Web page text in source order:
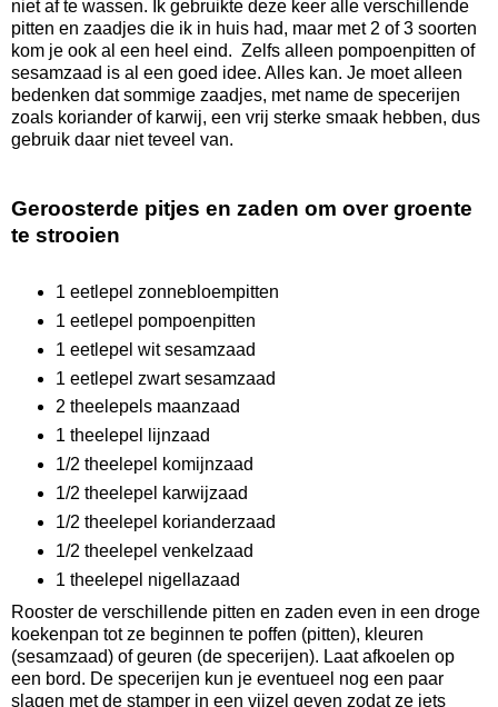
niet af te wassen. Ik gebruikte deze keer alle verschillende
pitten en zaadjes die ik in huis had, maar met 2 of 3 soorten
kom je ook al een heel eind. Zelfs alleen pompoenpitten of
sesamzaad is al een goed idee. Alles kan. Je moet alleen
bedenken dat sommige zaadjes, met name de specerijen
zoals koriander of karwij, een vrij sterke smaak hebben, dus
gebruik daar niet teveel van.
Geroosterde pitjes en zaden om over groente
te strooien
1 eetlepel zonnebloempitten
1 eetlepel pompoenpitten
1 eetlepel wit sesamzaad
1 eetlepel zwart sesamzaad
2 theelepels maanzaad
1 theelepel lijnzaad
1/2 theelepel komijnzaad
1/2 theelepel karwijzaad
1/2 theelepel korianderzaad
1/2 theelepel venkelzaad
1 theelepel nigellazaad
Rooster de verschillende pitten en zaden even in een droge
koekenpan tot ze beginnen te poffen (pitten), kleuren
(sesamzaad) of geuren (de specerijen). Laat afkoelen op
een bord. De specerijen kun je eventueel nog een paar
slagen met de stamper in een vijzel geven zodat ze iets